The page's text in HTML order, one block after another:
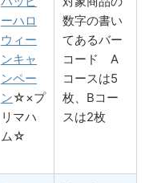
ーハロ
ウィー
ンキャ
ンペー
ン☆×プ
リマハ
ム☆
数字の書い
てあるバー
コード A
コースは5
枚、Bコー
スは2枚